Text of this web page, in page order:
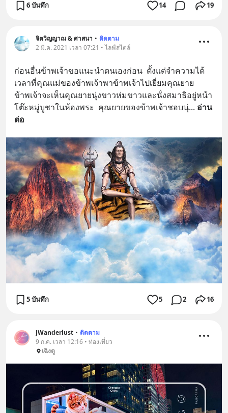
6 บันทึก 14 19
จิตวิญญาณ & ศาสนา • ติดตาม
2 มี.ค. 2021 เวลา 07:21 • ไลฟ์สไตล์
ก่อนอื่นข้าพเจ้าขอแนะนำตนเองก่อน  ตั้งแต่จำความได้
เวลาที่คุณแม่ของข้าพเจ้าพาข้าพเจ้าไปเยี่ยมคุณยาย
ข้าพเจ้าจะเห็นคุณยายนุ่งขาวห่มขาวและนั่งสมาธิอยู่หน้า
โต๊ะหมู่บูชาในห้องพระ  คุณยายของข้าพเจ้าชอบนุ่... อ่าน
ต่อ
5 บันทึก 5 2 16
JWanderlust • ติดตาม
9 ก.ค. เวลา 12:16 • ท่องเที่ยว
เฉิงตู